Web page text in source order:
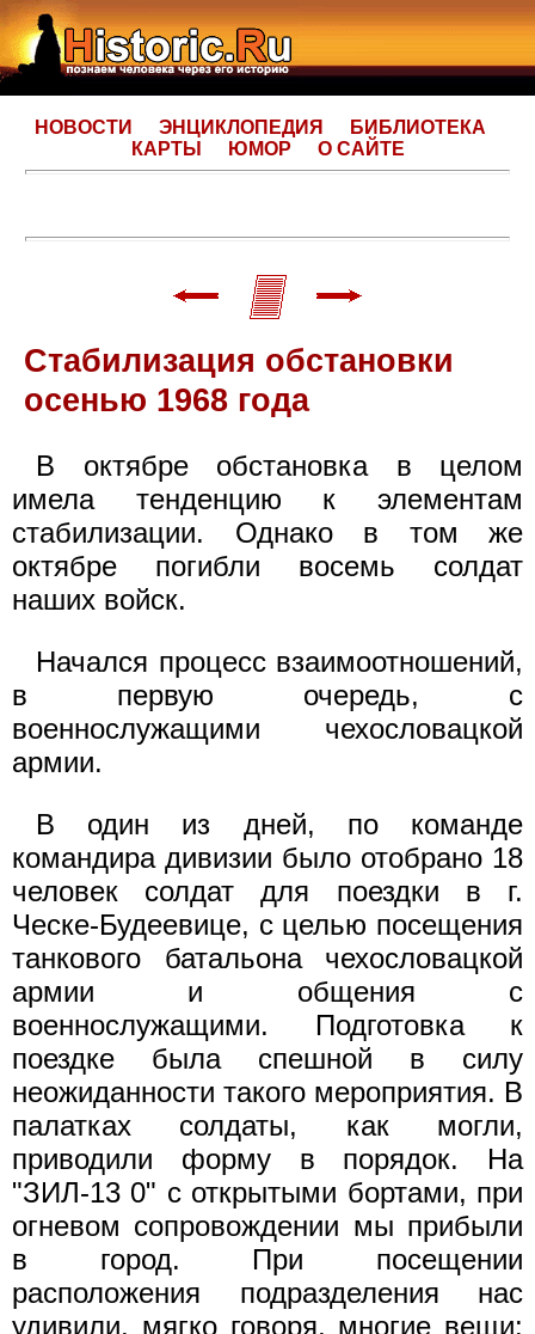
НОВОСТИ ЭНЦИКЛОПЕДИЯ
БИБЛИОТЕКА
КАРТЫ
ЮМОР О САЙТЕ
Стабилизация обстановки
осенью 1968 года
В октябре обстановка в целом
имела тенденцию к элементам
стабилизации. Однако в том же
октябре погибли восемь солдат
наших войск.
Начался процесс взаимоотношений,
в первую очередь, с
военнослужащими чехословацкой
армии.
В один из дней, по команде
командира дивизии было отобрано 18
человек солдат для поездки в г.
Ческе-Будеевице, с целью посещения
танкового батальона чехословацкой
армии и общения с
военнослужащими. Подготовка к
поездке была спешной в силу
неожиданности такого мероприятия. В
палатках солдаты, как могли,
приводили форму в порядок. На
"ЗИЛ-13 0" с открытыми бортами, при
огневом сопровождении мы прибыли
в город. При посещении
расположения подразделения нас
удивили, мягко говоря, многие вещи: